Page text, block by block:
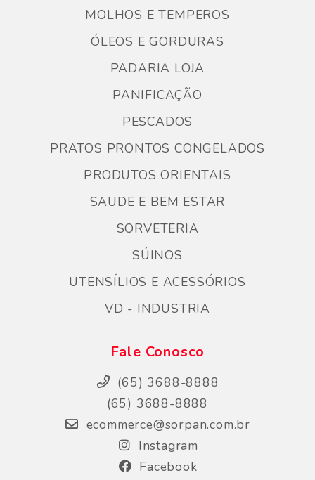
MOLHOS E TEMPEROS
ÓLEOS E GORDURAS
PADARIA LOJA
PANIFICAÇÃO
PESCADOS
PRATOS PRONTOS CONGELADOS
PRODUTOS ORIENTAIS
SAUDE E BEM ESTAR
SORVETERIA
SÚINOS
UTENSÍLIOS E ACESSÓRIOS
VD - INDUSTRIA
Fale Conosco
(65) 3688-8888
(65) 3688-8888
ecommerce@sorpan.com.br
Instagram
Facebook